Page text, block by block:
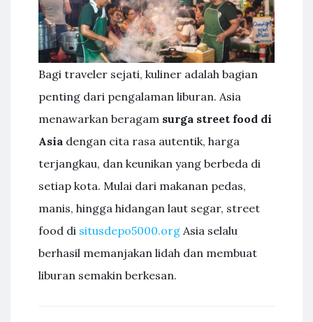
Bagi traveler sejati, kuliner adalah bagian
penting dari pengalaman liburan. Asia
menawarkan beragam surga street food di
Asia dengan cita rasa autentik, harga
terjangkau, dan keunikan yang berbeda di
setiap kota. Mulai dari makanan pedas,
manis, hingga hidangan laut segar, street
food di situsdepo5000.org Asia selalu
berhasil memanjakan lidah dan membuat
liburan semakin berkesan.